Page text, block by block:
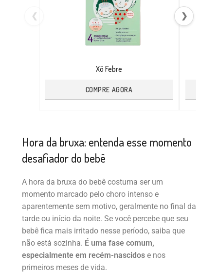
❮
Xô Febre
COMPRE AGORA
❯
Hora da bruxa: entenda esse momento
desafiador do bebê
A hora da bruxa do bebê costuma ser um
momento marcado pelo choro intenso e
aparentemente sem motivo, geralmente no final da
tarde ou início da noite. Se você percebe que seu
bebê fica mais irritado nesse período, saiba que
não está sozinha. É uma fase comum,
especialmente em recém-nascidos e nos
primeiros meses de vida.